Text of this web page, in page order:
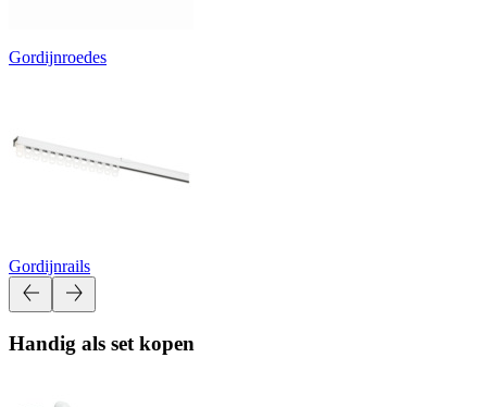
Gordijnroedes
Gordijnrails
Handig als set kopen